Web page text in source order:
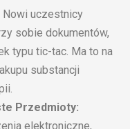
Nowi uczestnicy
sobie dokumentów,
typu tic-tac. Ma to na
substancji
Przedmioty:
elektroniczne,